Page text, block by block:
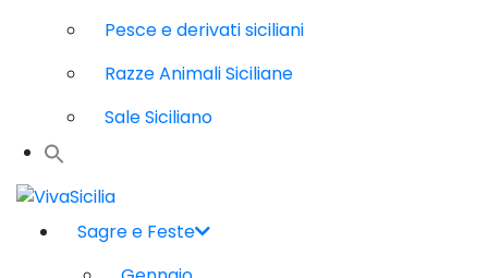
Pesce e derivati siciliani
Razze Animali Siciliane
Sale Siciliano
Sagre e Feste